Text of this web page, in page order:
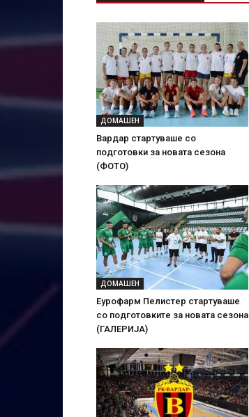
ДОМАШЕН
Вардар стартуваше со
подготовки за новата сезона
(ФОТО)
ДОМАШЕН
Еурофарм Пелистер стартуваше
со подготовките за новата сезона
(ГАЛЕРИЈА)